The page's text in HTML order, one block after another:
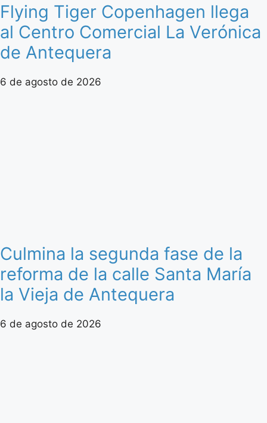
Flying Tiger Copenhagen llega
al Centro Comercial La Verónica
de Antequera
6 de agosto de 2026
Culmina la segunda fase de la
reforma de la calle Santa María
la Vieja de Antequera
6 de agosto de 2026